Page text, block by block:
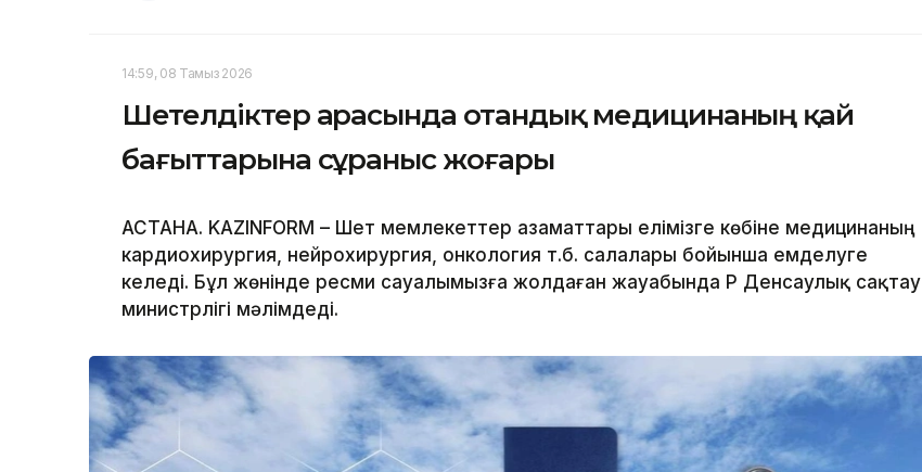
14:59, 08 Тамыз 2026
Шетелдіктер арасында отандық медицинаның қай
бағыттарына сұраныс жоғары
АСТАНА. KAZINFORM – Шет мемлекеттер азаматтары елімізге көбіне медицинаның
кардиохирургия, нейрохирургия, онкология т.б. салалары бойынша емделуге
келеді. Бұл жөнінде ресми сауалымызға жолдаған жауабында ҚР Денсаулық сақтау
министрлігі мәлімдеді.